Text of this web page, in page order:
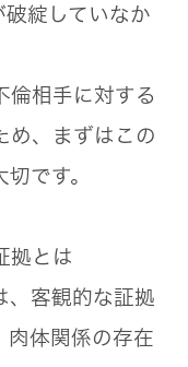
破綻していなか
倫相手に対する
め、まずはこの
です。
拠とは
、客観的な証拠
肉体関係の存在